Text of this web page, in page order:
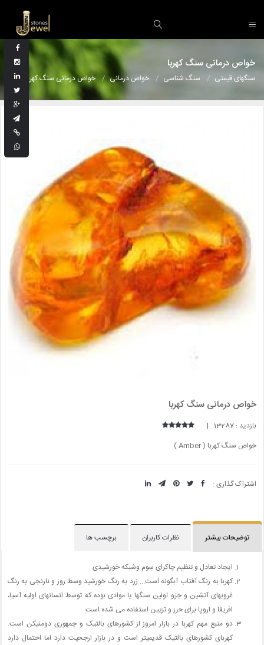
خواص درمانی سنگ کهربا
سنگهای قیمتی سنگ شناسی خواص درمانی خواص درمانی سنگ کهربا
خواص درمانی سنگ کهربا
بازدید : 13287 |
خواص سنگ کهربا ( Amber )
اشتراک گذاری :
توضیحات بیشتر نظرات کاربران برچسب ها
ایجاد تعادل و تنظیم چاکرای سوم وشبکه خورشیدی
کهربا به رنگ آفتاب آبگونه است... زرد به رنگ خورشید وسط روز و نارنجی به رنگ
غروبهای آتشین و جزو اولین سنگها یا موادی بوده که توسط انسانهای اولیه آسیا،
افریقا و اروپا برای حرز و تزیین استفاده می شده است
دو منبع مهم کهربا در بازار امروز از کشورهای بالتیک و جمهوری دومنیکن است.
کهربای کشورهای بالتیک قدیمیتر است و در بازار ارجحیت دارد اما احتمال دارد